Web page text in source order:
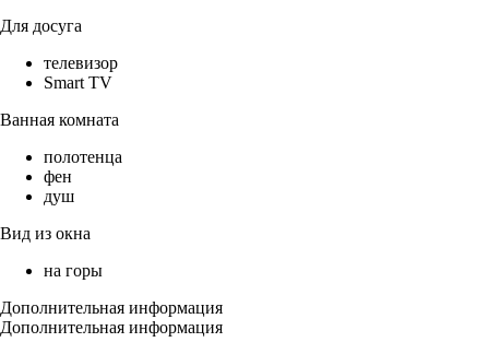
Для досуга
телевизор
Smart TV
Ванная комната
полотенца
фен
душ
Вид из окна
на горы
Дополнительная информация
Дополнительная информация